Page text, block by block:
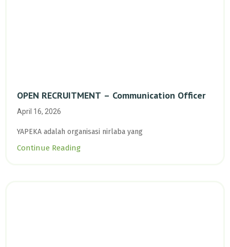
OPEN RECRUITMENT – Communication Officer
April 16, 2026
YAPEKA adalah organisasi nirlaba yang
Continue Reading